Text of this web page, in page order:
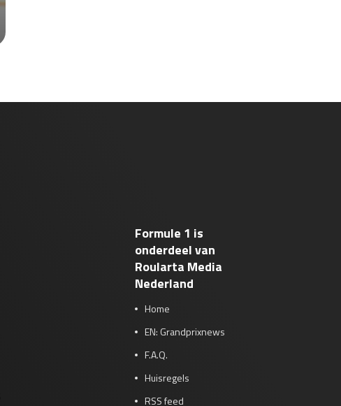
Formule 1 is
onderdeel van
Roularta Media
Nederland
Home
EN: Grandprixnews
F.A.Q.
Huisregels
RSS feed